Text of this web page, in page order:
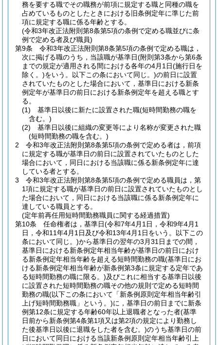
務を要する職でその職務が前項に規定する職と同種の職を
占めているものとしたときにおける旧条例定年に準じた前
項に規定する職に係る年齢とする。
(令和3年改正法附則第8条第5項の条例で定める職並びに条
例で定める者及び職員)
第9条
令和3年改正法附則第8条第5項の条例で定める職は，
次に掲げる職のうち，当該職が基準日(附則第3条から第6条
までの規定が適用される間における各年の4月1日(施行日を
除く。)をいう。以下この条において同じ。)の前日に設置
されていたものとした場合において，基準日における新条
例定年が基準日の前日における新条例定年を超える職とす
る。
(1)
基準日以後に新たに設置された職(短時間勤務の職を
含む。)
(2)
基準日以後に組織の変更等により名称が変更された職
(短時間勤務の職を含む。)
2
令和3年改正法附則第8条第5項の条例で定める者は，前項
に規定する職が基準日の前日に設置されていたものとした
場合において，同日における当該職に係る新条例定年に達
している者とする。
3
令和3年改正法附則第8条第5項の条例で定める職員は，第
1項に規定する職が基準日の前日に設置されていたものとし
た場合において，同日における当該職に係る新条例定年に
達している職員とする。
(定年前再任用短時間勤務職員に関する経過措置)
第10条
任命権者は，基準日(令和7年4月1日，令和9年4月1
日，令和11年4月1日及び令和13年4月1日をいう。以下この
条において同じ。)から基準日の翌年の3月31日までの間，
基準日における新条例定年相当年齢が基準日の前日におけ
る新条例定年相当年齢を超える短時間勤務の職(基準日にお
ける新条例定年相当年齢が新条例第3条に規定する定年であ
る短時間勤務の職に限る。)及びこれに相当する基準日以後
に設置された短時間勤務の職その他の規則で定める短時間
勤務の職(以下この条において「新条例原則定年相当年齢引
上げ短時間勤務職」という。)に，基準日の前日までに新条
例第12条に規定する年齢60年以上退職者となった者(基準
日前から新条例第4条第1項又は第2項の規定により勤務し
た後基準日以後に退職をした者を含む。)のうち基準日の前
日において同日における当該新条例原則定年相当年齢引上